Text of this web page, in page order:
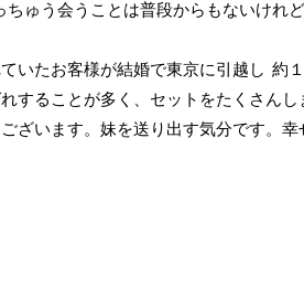
ゅう会うことは普段からもないけれ
いたお客様が結婚で東京に引越し 約
することが多く、セットをたくさん
ざいます。妹を送り出す気分です。